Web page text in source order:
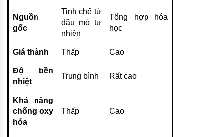
Nguồn
gốc
Tinh chế từ
dầu mỏ tự
nhiên
Tổng hợp hóa
học
Giá thành Thấp Cao
Độ bền
nhiệt
Trung bình Rất cao
Khả năng
chống oxy
hóa
Thấp Cao